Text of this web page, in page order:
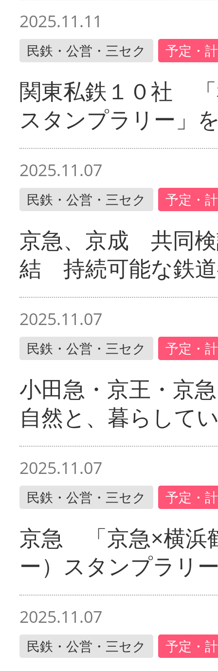
2025.11.11
民鉄・公営・三セク 予定・
関東私鉄１０社
スタンプラリー」
2025.11.07
民鉄・公営・三セク 予定・
京急、京成 共同
結 持続可能な鉄
2025.11.07
民鉄・公営・三セク 予定・
小田急・京王・京
自然と、暮らして
2025.11.07
民鉄・公営・三セク 予定・
京急 「京急×横浜
ー）スタンプラリ
2025.11.07
民鉄・公営・三セク 予定・